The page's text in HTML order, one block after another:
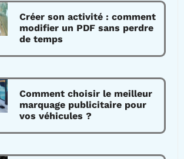
Créer son activité : comment
modifier un PDF sans perdre
de temps
Comment choisir le meilleur
marquage publicitaire pour
vos véhicules ?